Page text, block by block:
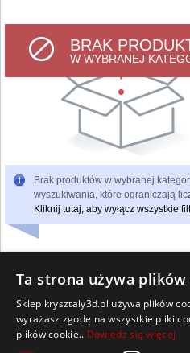
BRAK
W WYBRANEJ
Brak produktów w wybranej
wyszukiwania, które ograniczają
Kliknij tutaj, aby wyłącz wszystkie
Wszelkie prawa
Kontakt Współpraca Regulamin
Ta strona używa
Sklep krysztaly3d.pl używa plików
wyrażasz zgodę na wszystkie pliki
plików cookie.. Dowiedz się więcej